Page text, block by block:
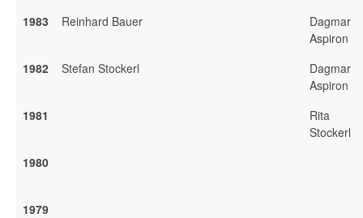
1983
Reinhard Bauer
Dagmar
Aspiron
1982
Stefan Stockerl
Dagmar
Aspiron
1981
Rita
Stockerl
1980
1979